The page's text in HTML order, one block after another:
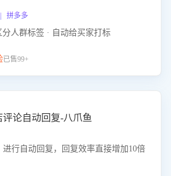
多多
人群标签 · 自动给买家打标
已售99+
评论自动回复-八爪鱼
进行自动回复，回复效率直接增加10倍